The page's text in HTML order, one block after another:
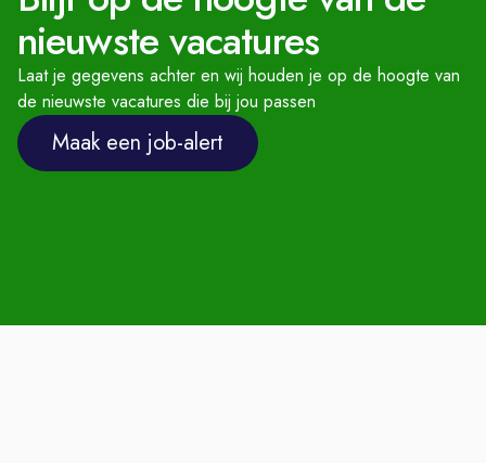
sinterklaasfeest of pubquiz.
Persoonlijke groei: Toegang tot
volop opleidingsmogelijkheden via de
Feadship Academie, zodat je kunt
blijven groeien.
Betaalde overuren.
nieuwste vacatures
Laat je gegevens achter en wij houden je op de hoogte van
de nieuwste vacatures die bij jou passen
Maak een job-alert